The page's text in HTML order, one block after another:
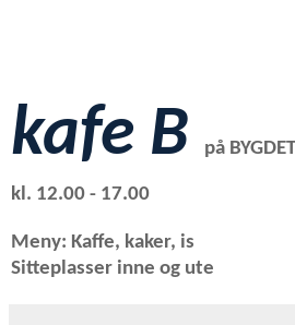
kafe B på
kl. 12.00 - 17.00
Meny: Kaffe,
Sitteplasser inne og ute